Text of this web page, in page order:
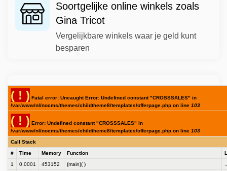
Soortgelijke online winkels zoals
Gina Tricot
Vergelijkbare winkels waar je geld kunt
besparen
( ! ) Fatal error: Uncaught Error: Undefined constant "CROSSSALES" in
/var/www/nl/nocms/themes/childtheme8/templates/offerpage.php on line 103
( ! ) Error: Undefined constant "CROSSSALES" in
/var/www/nl/nocms/themes/childtheme8/templates/offerpage.php on line 103
Call Stack
#
Time Memory Function
1
0.0001 453152 {main}( )